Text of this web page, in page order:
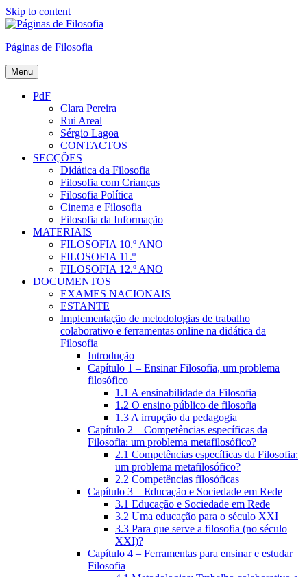
Skip to content
Páginas de Filosofia
Menu
PdF
Clara Pereira
Rui Areal
Sérgio Lagoa
CONTACTOS
SECÇÕES
Didática da Filosofia
Filosofia com Crianças
Filosofia Política
Cinema e Filosofia
Filosofia da Informação
MATERIAIS
FILOSOFIA 10.º ANO
FILOSOFIA 11.º
FILOSOFIA 12.º ANO
DOCUMENTOS
EXAMES NACIONAIS
ESTANTE
Implementação de metodologias de trabalho
colaborativo e ferramentas online na didática da
Filosofia
Introdução
Capítulo 1 – Ensinar Filosofia, um problema
filosófico
1.1 A ensinabilidade da Filosofia
1.2 O ensino público de filosofia
1.3 A irrupção da pedagogia
Capítulo 2 – Competências específicas da
Filosofia: um problema metafilosófico?
2.1 Competências específicas da Filosofia:
um problema metafilosófico?
2.2 Competências filosóficas
Capítulo 3 – Educação e Sociedade em Rede
3.1 Educação e Sociedade em Rede
3.2 Uma educação para o século XXI
3.3 Para que serve a filosofia (no século
XXI)?
Capítulo 4 – Ferramentas para ensinar e estudar
Filosofia